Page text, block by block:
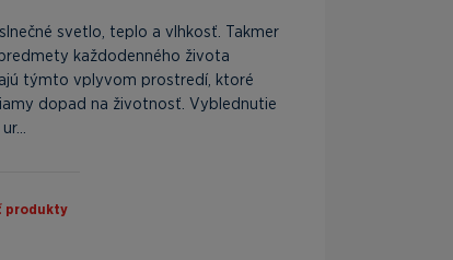
svetlo, teplo a vlhkosť. Takmer
každodenného života
týmto vplyvom prostredí, ktoré
dopad na životnosť. Vyblednutie
produkty